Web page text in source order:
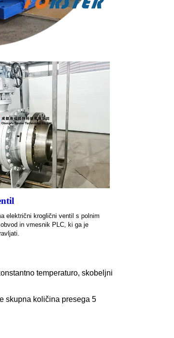
električni kroglični ventil s polnim
in vmesnik PLC, ki ga je
temperaturo, skobeljni
skupna količina presega 5